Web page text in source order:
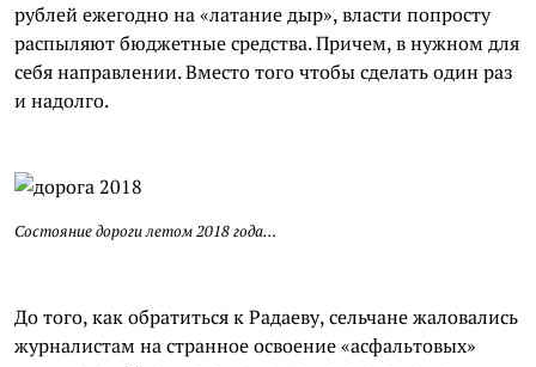
рублей ежегодно на «латание дыр», власти попросту
распыляют бюджетные средства. Причем, в нужном для
себя направлении. Вместо того чтобы сделать один раз
и надолго.
Состояние дороги летом 2018 года…
До того, как обратиться кРадаеву, сельчане жаловались
журналистам на странное освоение «асфальтовых»